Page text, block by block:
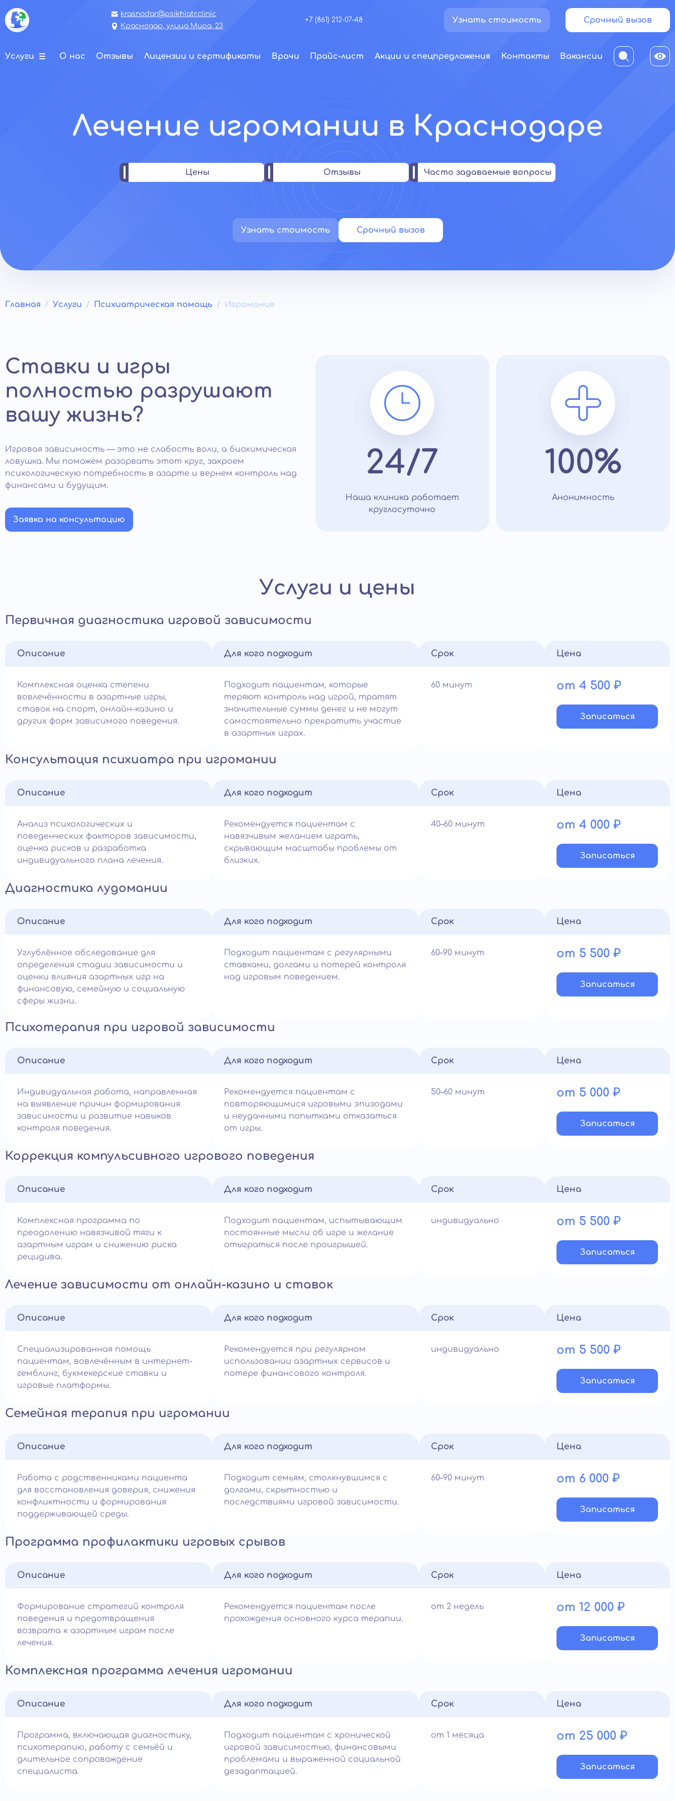
krasnodar@psikhiatr.clinic
Краснодар, улица Мира, 23
+7 (861) 212-07-48 Узнать стоимость Срочный вызов
Услуги О нас Отзывы Лицензии и сертификаты Врачи Прайс-лист Акции и спецпредложения Контакты Вакансии
Лечение игромании в Краснодаре
Цены Отзывы Часто задаваемые вопросы
Узнать стоимость Срочный вызов
Главная Услуги Психиатрическая помощь Игромания
Ставки и игры
полностью разрушают
вашу жизнь?
Игровая зависимость — это не слабость воли, а биохимическая
ловушка. Мы поможем разорвать этот круг, закроем
психологическую потребность в азарте и вернем контроль над
финансами и будущим.
Заявка на консультацию
24/7
Наша клиника работает
круглосуточно
100%
Анонимность
Услуги и цены
Первичная диагностика игровой зависимости
Описание
Комплексная оценка степени
вовлечённости в азартные игры,
ставок на спорт, онлайн-казино и
других форм зависимого поведения.
Для кого подходит
Подходит пациентам, которые
теряют контроль над игрой, тратят
значительные суммы денег и не могут
самостоятельно прекратить участие
в азартных играх.
Срок
60 минут
Цена
от 4 500 ₽
Записатьcя
Консультация психиатра при игромании
Описание
Анализ психологических и
поведенческих факторов зависимости,
оценка рисков и разработка
индивидуального плана лечения.
Для кого подходит
Рекомендуется пациентам с
навязчивым желанием играть,
скрывающим масштабы проблемы от
близких.
Срок
40–60 минут
Цена
от 4 000 ₽
Записатьcя
Диагностика лудомании
Описание
Углублённое обследование для
определения стадии зависимости и
оценки влияния азартных игр на
финансовую, семейную и социальную
сферы жизни.
Для кого подходит
Подходит пациентам с регулярными
ставками, долгами и потерей контроля
над игровым поведением.
Срок
60–90 минут
Цена
от 5 500 ₽
Записатьcя
Психотерапия при игровой зависимости
Описание
Индивидуальная работа, направленная
на выявление причин формирования
зависимости и развитие навыков
контроля поведения.
Для кого подходит
Рекомендуется пациентам с
повторяющимися игровыми эпизодами
и неудачными попытками отказаться
от игры.
Срок
50–60 минут
Цена
от 5 000 ₽
Записатьcя
Коррекция компульсивного игрового поведения
Описание
Комплексная программа по
преодолению навязчивой тяги к
азартным играм и снижению риска
рецидива.
Для кого подходит
Подходит пациентам, испытывающим
постоянные мысли об игре и желание
отыграться после проигрышей.
Срок
индивидуально
Цена
от 5 500 ₽
Записатьcя
Лечение зависимости от онлайн-казино и ставок
Описание
Специализированная помощь
пациентам, вовлечённым в интернет-
гемблинг, букмекерские ставки и
игровые платформы.
Для кого подходит
Рекомендуется при регулярном
использовании азартных сервисов и
потере финансового контроля.
Срок
индивидуально
Цена
от 5 500 ₽
Записатьcя
Семейная терапия при игромании
Описание
Работа с родственниками пациента
для восстановления доверия, снижения
конфликтности и формирования
поддерживающей среды.
Для кого подходит
Подходит семьям, столкнувшимся с
долгами, скрытностью и
последствиями игровой зависимости.
Срок
60–90 минут
Цена
от 6 000 ₽
Записатьcя
Программа профилактики игровых срывов
Описание
Формирование стратегий контроля
поведения и предотвращения
возврата к азартным играм после
лечения.
Для кого подходит
Рекомендуется пациентам после
прохождения основного курса терапии.
Срок
от 2 недель
Цена
от 12 000 ₽
Записатьcя
Комплексная программа лечения игромании
Описание
Программа, включающая диагностику,
психотерапию, работу с семьёй и
длительное сопровождение
специалиста.
Для кого подходит
Подходит пациентам с хронической
игровой зависимостью, финансовыми
проблемами и выраженной социальной
дезадаптацией.
Срок
от 1 месяца
Цена
от 25 000 ₽
Записатьcя